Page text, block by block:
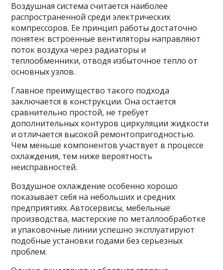
Воздушная система считается наиболее
распространенной среди электрических
компрессоров. Ее принцип работы достаточно
понятен: встроенные вентиляторы направляют
поток воздуха через радиаторы и
теплообменники, отводя избыточное тепло от
основных узлов.
Главное преимущество такого подхода
заключается в конструкции. Она остается
сравнительно простой, не требует
дополнительных контуров циркуляции жидкости
и отличается высокой ремонтопригодностью.
Чем меньше компонентов участвует в процессе
охлаждения, тем ниже вероятность
неисправностей.
Воздушное охлаждение особенно хорошо
показывает себя на небольших и средних
предприятиях. Автосервисы, мебельные
производства, мастерские по металлообработке
и упаковочные линии успешно эксплуатируют
подобные установки годами без серьезных
проблем.